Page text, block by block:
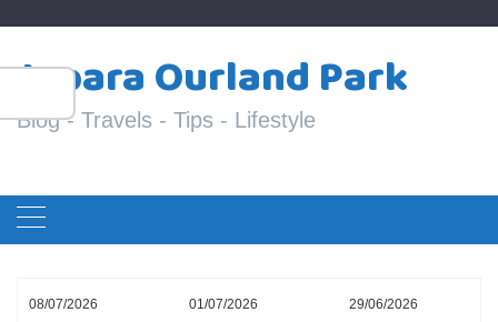
content
Jepara Ourland Park
Blog - Travels - Tips - Lifestyle
08/07/2026 01/07/2026 29/06/2026